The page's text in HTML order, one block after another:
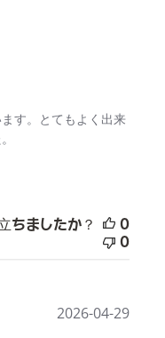
す。とてもよく出来
ちましたか？
0
0
2026-04-29